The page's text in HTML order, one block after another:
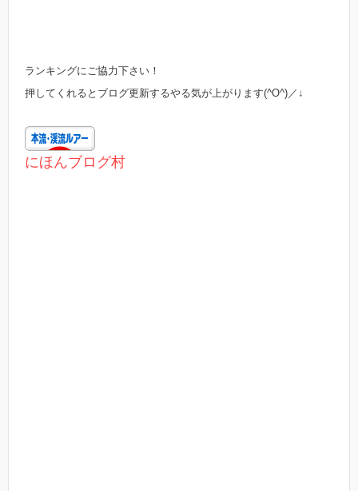
ランキングにご協力下さい！
押してくれるとブログ更新するやる気が上がります(^O^)／↓
にほんブログ村